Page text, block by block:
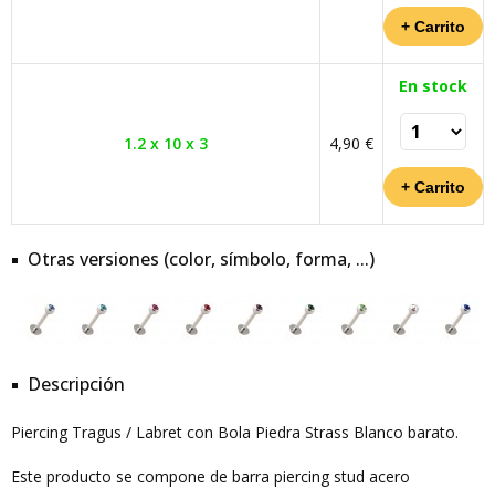
1.2 x 10 x 3 4,90 €
En stock
Otras versiones (color, símbolo, forma, ...)
Descripción
Piercing Tragus / Labret con Bola Piedra Strass Blanco barato.
Este producto se compone de barra piercing stud acero